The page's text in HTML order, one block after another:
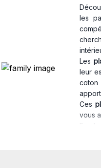
les
Les
leur
coton
Ces
vous
En